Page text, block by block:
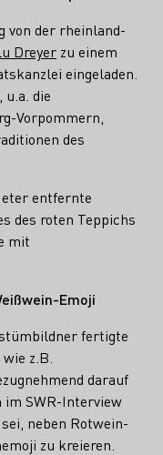
von der rheinland-
Dreyer zu einem
eingeladen.
die
Vorpommern,
des
entfernte
des roten Teppichs
mit
Emoji
fertigte
z.B.
darauf
im SWR-Interview
neben Rotwein-
zu kreieren.